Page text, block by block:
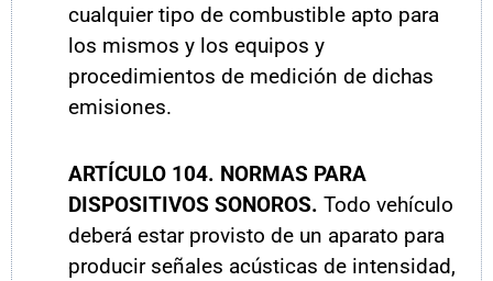
cualquier tipo de combustible apto para
los mismos y los equipos y
procedimientos de medición de dichas
emisiones.
ARTÍCULO 104. NORMAS PARA
DISPOSITIVOS SONOROS. Todo vehículo
deberá estar provisto de un aparato para
producir señales acústicas de intensidad,